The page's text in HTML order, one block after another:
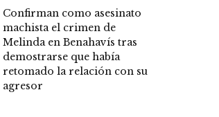
Confirman como asesinato
machista el crimen de
Melinda en Benahavís tras
demostrarse que había
retomado la relación con su
agresor